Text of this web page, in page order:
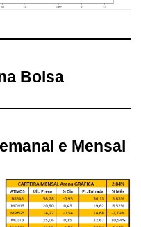
Bolsa
e Mensal